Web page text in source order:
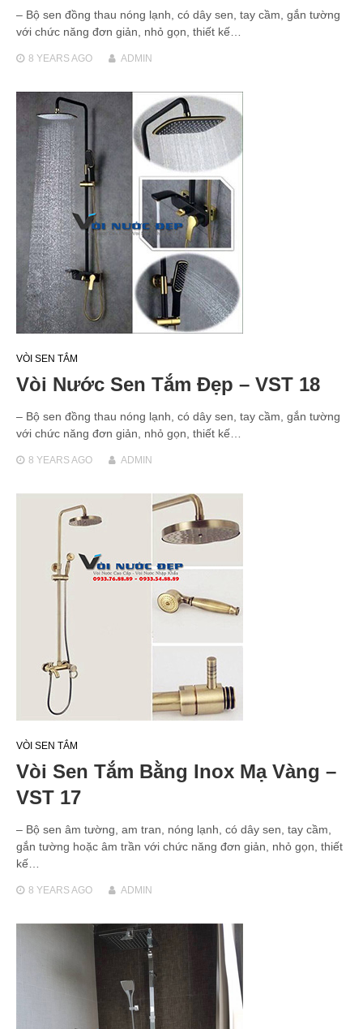
– Bộ sen đồng thau nóng lạnh, có dây sen, tay cầm, gắn tường
với chức năng đơn giản, nhỏ gọn, thiết kế…
8 YEARSAGO ADMIN
VÒI SEN TẮM
Vòi Nước Sen Tắm Đẹp – VST 18
– Bộ sen đồng thau nóng lạnh, có dây sen, tay cầm, gắn tường
với chức năng đơn giản, nhỏ gọn, thiết kế…
8 YEARSAGO ADMIN
VÒI SEN TẮM
Vòi Sen Tắm Bằng Inox Mạ Vàng –
VST 17
– Bộ sen âm tường, am tran, nóng lạnh, có dây sen, tay cầm,
gắn tường hoặc âm trần với chức năng đơn giản, nhỏ gọn, thiết
kế…
8 YEARSAGO ADMIN